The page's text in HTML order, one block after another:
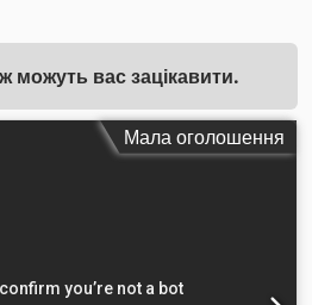
можуть вас зацікавити.
Мала оголошення